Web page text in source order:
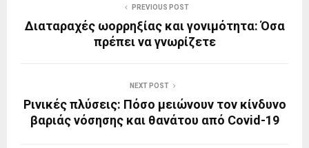
PREVIOUS POST
Διαταραχές ωορρηξίας και γονιμότητα: Όσα
πρέπει να γνωρίζετε
NEXT POST
Ρινικές πλύσεις: Πόσο μειώνουν τον κίνδυνο
βαριάς νόσησης και θανάτου από Covid-19